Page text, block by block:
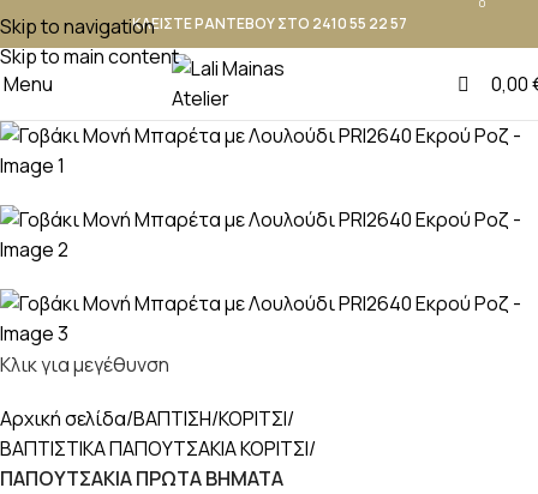
Skip to navigation
Skip to main content
ΚΛΕΙΣΤΕ ΡΑΝΤΕΒΟΥ ΣΤΟ 2410 55 22 57
Menu 0,00
Κλικ για μεγέθυνση
Αρχική σελίδα ΒΑΠΤΙΣΗ ΚΟΡΙΤΣΙ
ΒΑΠΤΙΣΤΙΚΑ ΠΑΠΟΥΤΣΑΚΙΑ ΚΟΡΙΤΣΙ
ΠΑΠΟΥΤΣΑΚΙΑ ΠΡΩΤΑ ΒΗΜΑΤΑ